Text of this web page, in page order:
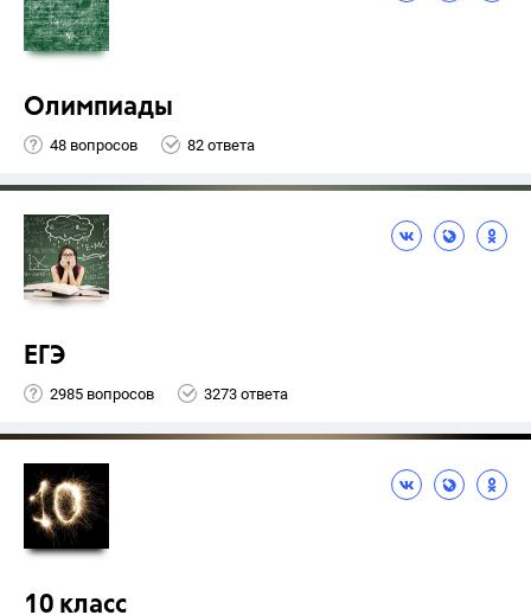
Олимпиады
48 вопросов 82 ответа
ЕГЭ
2985 вопросов 3273 ответа
10 класс